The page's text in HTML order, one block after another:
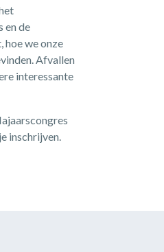
en de
hoe we onze
Afvallen
interessante
inschrijven.